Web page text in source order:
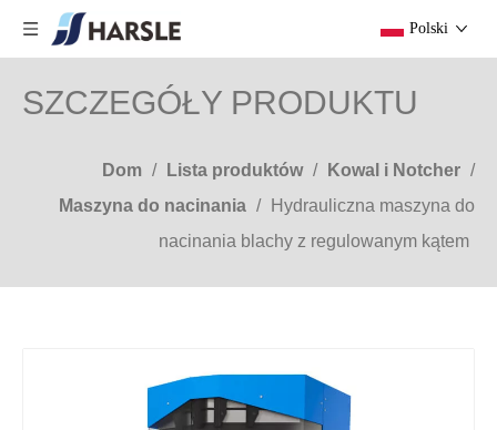
Polski
SZCZEGÓŁY PRODUKTU
Dom / Lista produktów / Kowal i Notcher /
Maszyna do nacinania /
Hydrauliczna maszyna do
nacinania blachy z regulowanym kątem